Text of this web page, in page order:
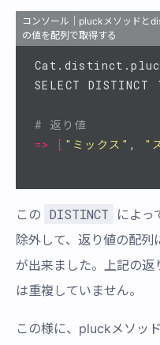
コンソール｜pluckメソッドと
の値を配列で取得する
SELECT DISTINCT
`
# 返り値
=>
[ "ミックス" , "
この DISTINCT によっ
除外して、返り値の配
が出来ました。上記の返
は重複していません。
この様に、pluckメソッ